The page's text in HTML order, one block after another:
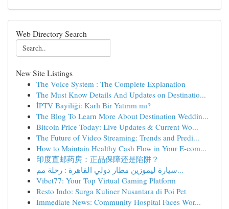
Web Directory Search
New Site Listings
The Voice System : The Complete Explanation
The Must Know Details And Updates on Destinatio...
İPTV Bayiliği: Karlı Bir Yatırım mı?
The Blog To Learn More About Destination Weddin...
Bitcoin Price Today: Live Updates & Current Wo...
The Future of Video Streaming: Trends and Predi...
How to Maintain Healthy Cash Flow in Your E-com...
印度直邮药房：正品保障还是陷阱？
سيارة ليموزين مطار دولي القاهرة : رحلة مم...
Vibet77: Your Top Virtual Gaming Platform
Resto Indo: Surga Kuliner Nusantara di Poi Pet
Immediate News: Community Hospital Faces Wor...